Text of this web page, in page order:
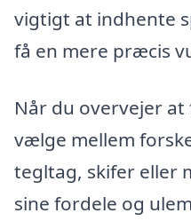
vigtigt at indhente
få en mere præcis
Når du overvejer
vælge mellem
tegltag, skifer eller
sine fordele og